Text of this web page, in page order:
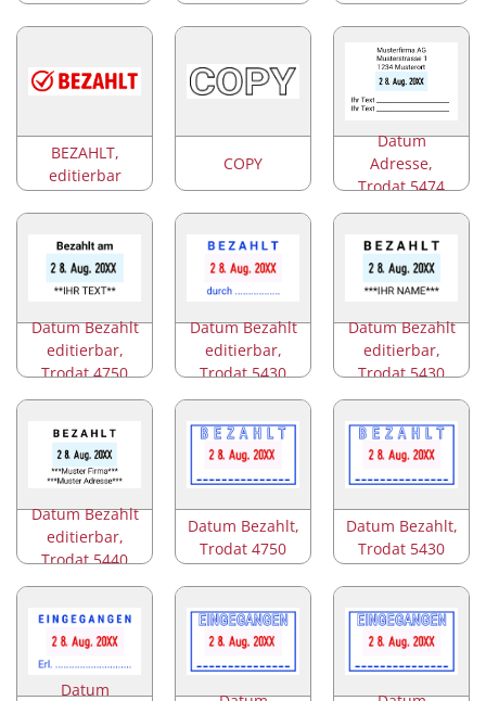
BEZAHLT,
editierbar
COPY
Datum
Adresse,
Trodat 5474
Datum Bezahlt
editierbar,
Trodat 4750
Datum Bezahlt
editierbar,
Trodat 5430
Datum Bezahlt
editierbar,
Trodat 5430
Datum Bezahlt
editierbar,
Trodat 5440
Datum Bezahlt,
Trodat 4750
Datum Bezahlt,
Trodat 5430
Datum